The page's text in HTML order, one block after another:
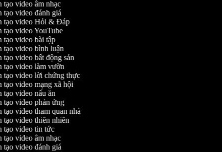
video âm nhạc
video đánh giá
video Hỏi & Đáp
video YouTube
video bài tập
video bình luận
video bất động sản
video làm vườn
video lời chứng thực
video mạng xã hội
video nấu ăn
video phản ứng
video tham quan nhà
video thiên nhiên
video tin tức
video âm nhạc
video đánh giá